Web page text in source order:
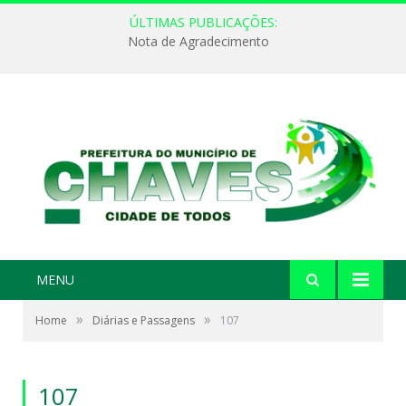
ÚLTIMAS PUBLICAÇÕES:
Nota de Agradecimento
MENU
Home » Diárias e Passagens » 107
107